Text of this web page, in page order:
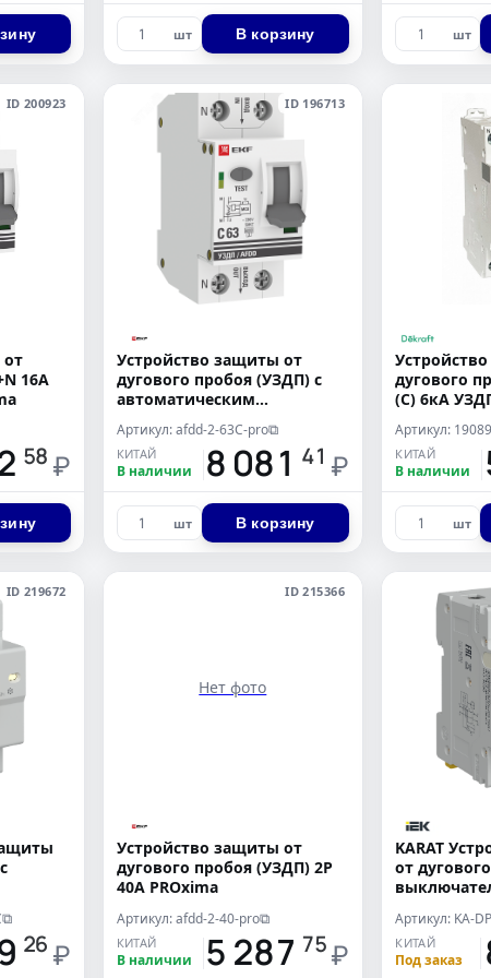
шт В корзину шт
ID 200923
16А
58 ₽
ID 196713
Устройство защиты от
дугового пробоя (УЗДП) с
автоматическим
6кА PROxima
Артикул: afdd-2-63C-pro⧉
КИТАЙ
В наличии18 081 41 ₽
шт В корзину
дугового
(C) 6кА
Артикул:
КИТАЙ
В наличии
шт
ID 219672
⧉
26 ₽
ID 215366
Нет фото
Устройство защиты от
дугового пробоя (УЗДП) 2P
40А PROxima
Артикул: afdd-2-40-pro⧉
КИТАЙ
В наличии15 287 75₽
KARAT
от
1P+N C 63А
КИТАЙ
Под заказ